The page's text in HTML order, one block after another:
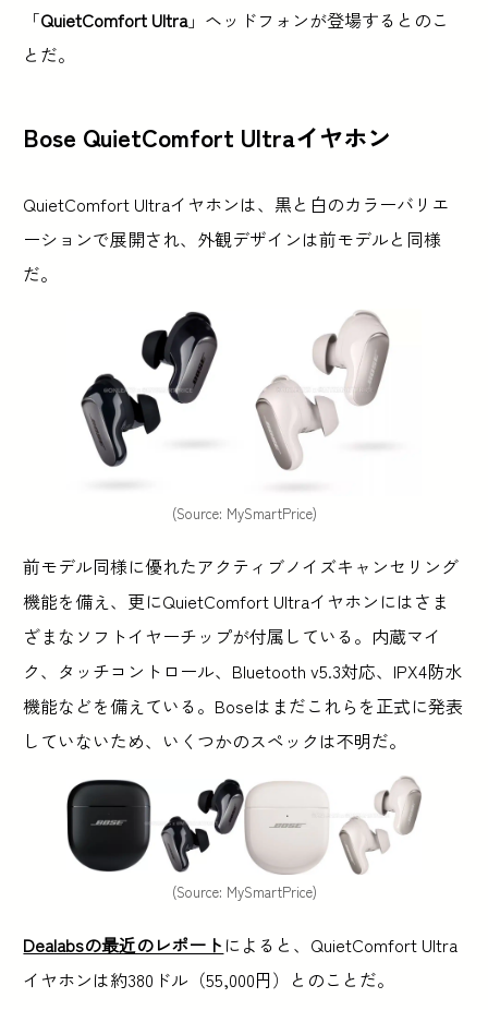
「QuietComfort Ultra」ヘッドフォンが登場するとのこ
とだ。
Bose QuietComfort Ultraイヤホン
QuietComfort Ultraイヤホンは、黒と白のカラーバリエ
ーションで展開され、外観デザインは前モデルと同様
だ。
(Source: MySmartPrice)
前モデル同様に優れたアクティブノイズキャンセリング
機能を備え、更にQuietComfort Ultraイヤホンにはさま
ざまなソフトイヤーチップが付属している。内蔵マイ
ク、タッチコントロール、Bluetooth v5.3対応、IPX4防水
機能などを備えている。Boseはまだこれらを正式に発表
していないため、いくつかのスペックは不明だ。
(Source: MySmartPrice)
Dealabsの最近のレポート によると、QuietComfort Ultra
イヤホンは約380ドル（55,000円）とのことだ。